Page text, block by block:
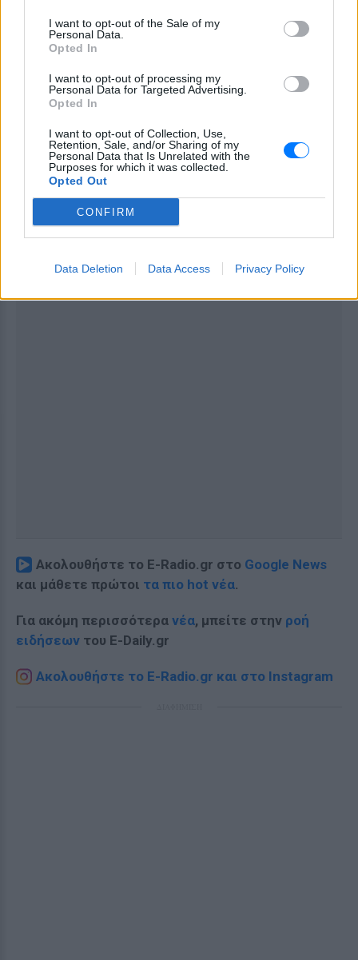
I want to opt-out of the Sale of my
Personal Data.
Opted In
I want to opt-out of processing my
Personal Data for Targeted Advertising.
Opted In
I want to opt-out of Collection, Use,
Retention, Sale, and/or Sharing of my
Personal Data that Is Unrelated with the
Purposes for which it was collected.
Opted Out
CONFIRM
Data Deletion Data Access Privacy Policy
δημιουργών έως τώρα είναι ότι η ανθρωπότητα
πάντα προχώρησε μέσα από την ανάληψη
ή κακώς. Μήπως όμως αυτή τη φορά η
διακινδύνευση είναι πολύ μεγάλη;
ΔΙΑΦΗΜΙΣΗ
Ακολουθήστε το E-Radio.gr στο Google News
και μάθετε πρώτοι τα πιο hot νέα.
Για ακόμη περισσότερα νέα, μπείτε στην ροή
ειδήσεων του E-Daily.gr
Ακολουθήστε το E-Radio.gr και στο Instagram